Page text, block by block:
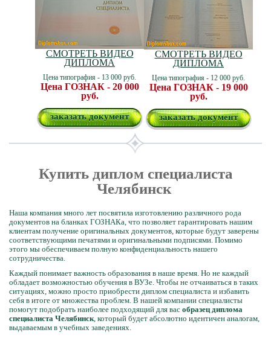
СМОТРЕТЬ ВИДЕО
ДИПЛОМА
Цена типография - 13 000 руб.
Цена ГОЗНАК - 20 000
руб.
заказать документ
СМОТРЕТЬ ВИДЕО
ДИПЛОМА
Цена типография - 12 000 руб.
Цена ГОЗНАК - 19 000
руб.
заказать документ
Купить диплом специалиста
Челябинск
Наша компания много лет посвятила изготовлению различного рода
документов на бланках ГОЗНАКа, что позволяет гарантировать нашим
клиентам получение оригинальных документов, которые будут заверены
соответствующими печатями и оригинальными подписями. Помимо
этого мы обеспечиваем полную конфиденциальность нашего
сотрудничества.
Каждый понимает важность образования в наше время. Но не каждый
обладает возможностью обучения в ВУЗе. Чтобы не отчаиваться в таких
ситуациях, можно просто приобрести диплом специалиста и избавить
себя в итоге от множества проблем. В нашей компании специалисты
помогут подобрать наиболее подходящий для вас образец диплома
специалиста Челябинск, который будет абсолютно идентичен аналогам,
выдаваемым в учебных заведениях.